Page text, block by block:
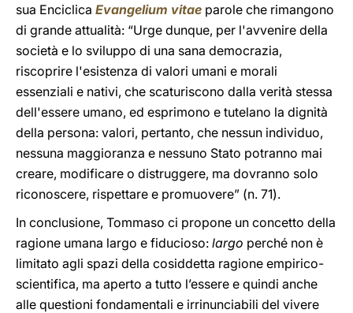
sua Enciclica Evangelium vitae parole che rimangono
di grande attualità: “Urge dunque, per l'avvenire della
società e lo sviluppo di una sana democrazia,
riscoprire l'esistenza di valori umani e morali
essenziali e nativi, che scaturiscono dalla verità stessa
dell'essere umano, ed esprimono e tutelano la dignità
della persona: valori, pertanto, che nessun individuo,
nessuna maggioranza e nessuno Stato potranno mai
creare, modificare o distruggere, ma dovranno solo
riconoscere, rispettare e promuovere” (n. 71).
In conclusione, Tommaso ci propone un concetto della
ragione umana largo e fiducioso: largo perché non è
limitato agli spazi della cosiddetta ragione empirico-
scientifica, ma aperto a tutto l’essere e quindi anche
alle questioni fondamentali e irrinunciabili del vivere